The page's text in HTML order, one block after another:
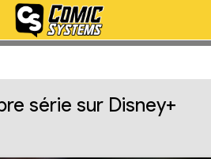
série sur Disney+